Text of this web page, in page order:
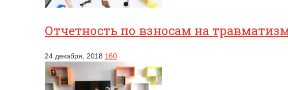
Отчетность по взносам на
24 декабря, 2018 160